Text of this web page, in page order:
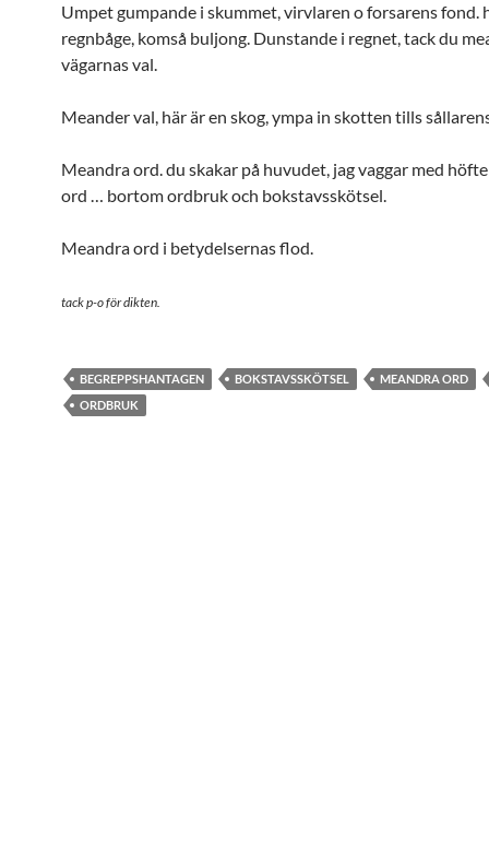
Umpetgumpande i skummet, virvlaren o forsarens fond.
regnbåge, komså buljong. Dunstande i regnet, tack du
vägarnas val.
Meanderval, här är en skog,ympa in skotten tills
Meandraord. du skakar på huvudet, jag vaggar med
ord … bortom ordbruk och bokstavsskötsel.
Meandraord i betydelsernas flod.
tackp-oför dikten.
BEGREPPSHANTAGEN BOKSTAVSSKÖTSEL
MEANDRA ORD
ORDBRUK